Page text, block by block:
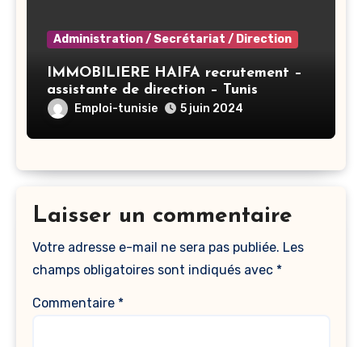
Administration / Secrétariat / Direction
IMMOBILIERE HAIFA recrutement –
assistante de direction – Tunis
Emploi-tunisie 5 juin 2024
Laisser un commentaire
Votre adresse e-mail ne sera pas publiée. Les
champs obligatoires sont indiqués avec *
Commentaire *